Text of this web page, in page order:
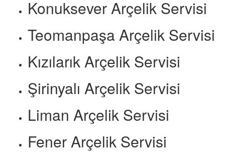
Konuksever Arçelik Servisi
Teomanpaşa Arçelik Servisi
Kızılarık Arçelik Servisi
Şirinyalı Arçelik Servisi
Liman Arçelik Servisi
Fener Arçelik Servisi